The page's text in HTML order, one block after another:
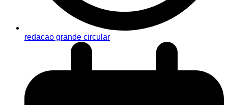
redacao grande circular